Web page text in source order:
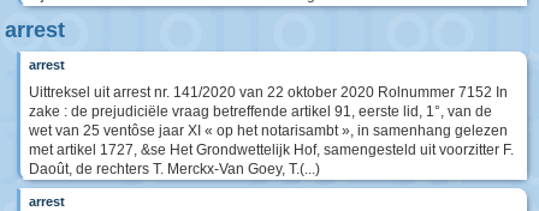
arrest
arrest
Uittreksel uit arrest nr. 141/2020 van 22 oktober 2020 Rolnummer 7152 In
zake : de prejudiciële vraag betreffende artikel 91, eerste lid, 1°, van de
wet van 25 ventôse jaar XI « op het notarisambt », in samenhang gelezen
met artikel 1727, &se Het Grondwettelijk Hof, samengesteld uit voorzitter F.
Daoût, de rechters T. Merckx-Van Goey, T.(...)
arrest